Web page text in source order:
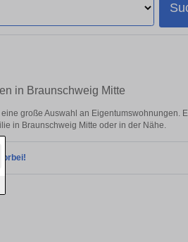
in Braunschweig Mitte
große Auswahl an Eigentumswohnungen.
in Braunschweig Mitte oder in der Nähe.